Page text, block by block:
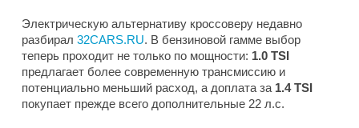
Электрическую альтернативу кроссоверу недавно
разбирал 32CARS.RU. В бензиновой гамме выбор
теперь проходит не только по мощности: 1.0 TSI
предлагает более современную трансмиссию и
потенциально меньший расход, а доплата за 1.4 TSI
покупает прежде всего дополнительные 22 л.с.